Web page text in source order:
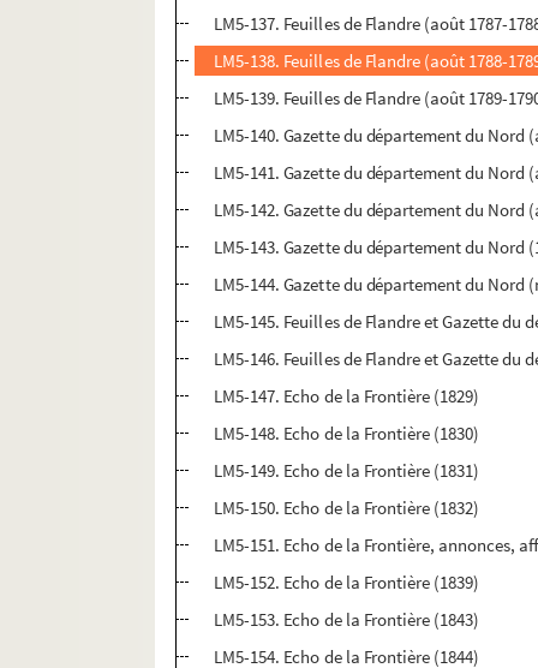
LM5-137. Feuilles de Flandre (août 1787-
LM5-138. Feuilles de Flandre (août 1788-
LM5-139. Feuilles de Flandre (août 1789-
LM5-140. Gazette du département du Nord
LM5-141. Gazette du département du Nord
LM5-142. Gazette du département du Nord
LM5-143. Gazette du département du Nord
LM5-144. Gazette du département du
LM5-145. Feuilles de Flandre et Gazette
LM5-146. Feuilles de Flandre et Gazette
LM5-147. Echo de la Frontière (1829)
LM5-148. Echo de la Frontière (1830)
LM5-149. Echo de la Frontière (1831)
LM5-150. Echo de la Frontière (1832)
LM5-151. Echo de la Frontière, annonces,
LM5-152. Echo de la Frontière (1839)
LM5-153. Echo de la Frontière (1843)
LM5-154. Echo de la Frontière (1844)